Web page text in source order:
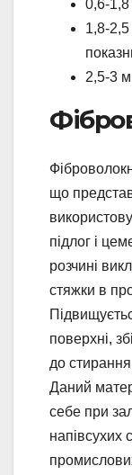
0,6-1,8
1,8-
2,5-3
що
підлог і
розчині
стяжки в
поверхні,
до
Даний
себе при
напівсухих